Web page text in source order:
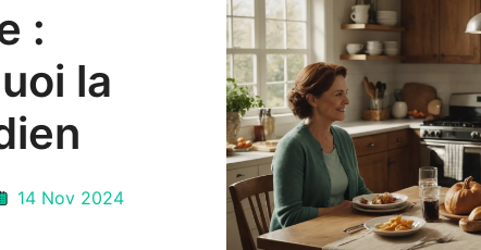
:
la
14 Nov 2024